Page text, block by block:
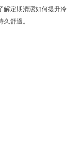
解定期清潔如何提升冷
舒適。